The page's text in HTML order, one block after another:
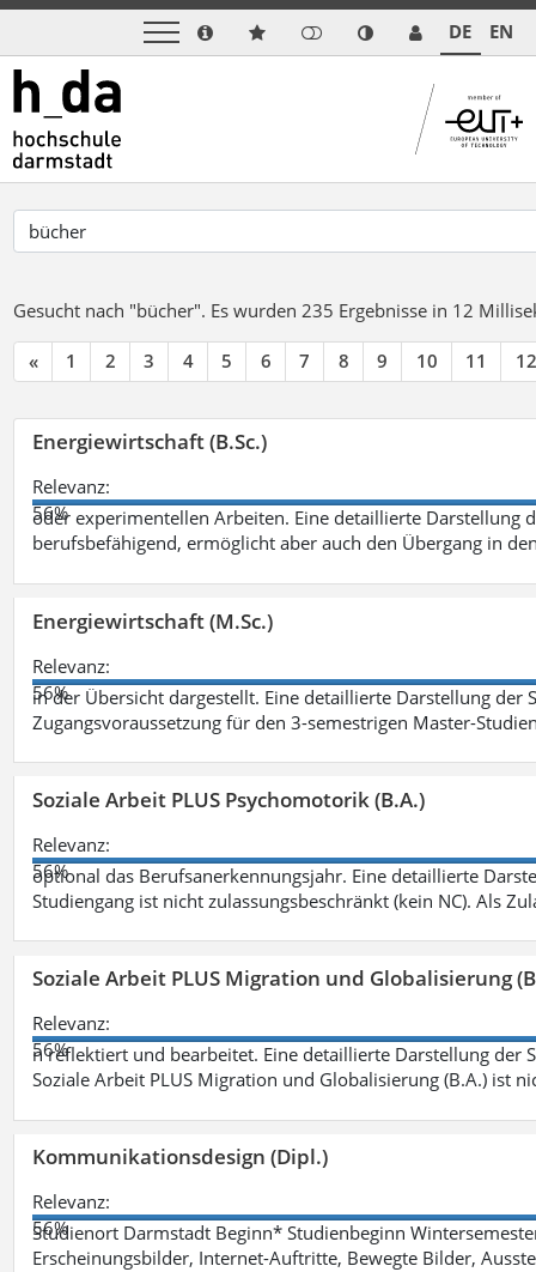
DE EN
Gesucht nach "bücher". Es wurden 235 Ergebnisse in 12
« 1 2 3 4 5 6 7 8 9 10 11 12
Energiewirtschaft (B.Sc.)
Relevanz:
56%
oder experimentellen Arbeiten. Eine detaillierte Darstellung
berufsbefähigend, ermöglicht aber auch den Übergang in
Energiewirtschaft (M.Sc.)
Relevanz:
56%
in der Übersicht dargestellt. Eine detaillierte Darstellung der
Zugangsvoraussetzung für den 3-semestrigen Master-
Soziale Arbeit PLUS Psychomotorik (B.A.)
Relevanz:
56%
optional das Berufsanerkennungsjahr. Eine detaillierte
Studiengang ist nicht zulassungsbeschränkt (kein NC). Als
Soziale Arbeit PLUS Migration und Globalisierung
Relevanz:
56%
n reflektiert und bearbeitet. Eine detaillierte Darstellung der
Soziale Arbeit PLUS Migration und Globalisierung (B.A.) ist
Kommunikationsdesign (Dipl.)
Relevanz:
56%
Studienort Darmstadt Beginn* Studienbeginn
Erscheinungsbilder, Internet-Auftritte, Bewegte Bilder,